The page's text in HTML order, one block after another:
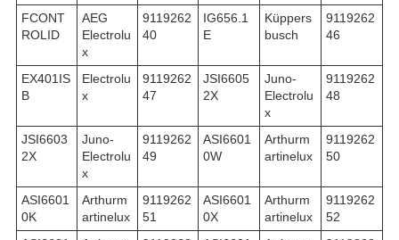
FCONT
ROLID
AEG
Electrolu
x
9119262
40
IG656.1
E
Küppers
busch
9119262
46
EX401IS
B
Electrolu
x
9119262
47
JSI6605
2X
Juno-
Electrolu
x
9119262
48
JSI6603
2X
Juno-
Electrolu
x
9119262
49
ASI6601
0W
Arthurm
artinelux
9119262
50
ASI6601
0K
Arthurm
artinelux
9119262
51
ASI6601
0X
Arthurm
artinelux
9119262
52